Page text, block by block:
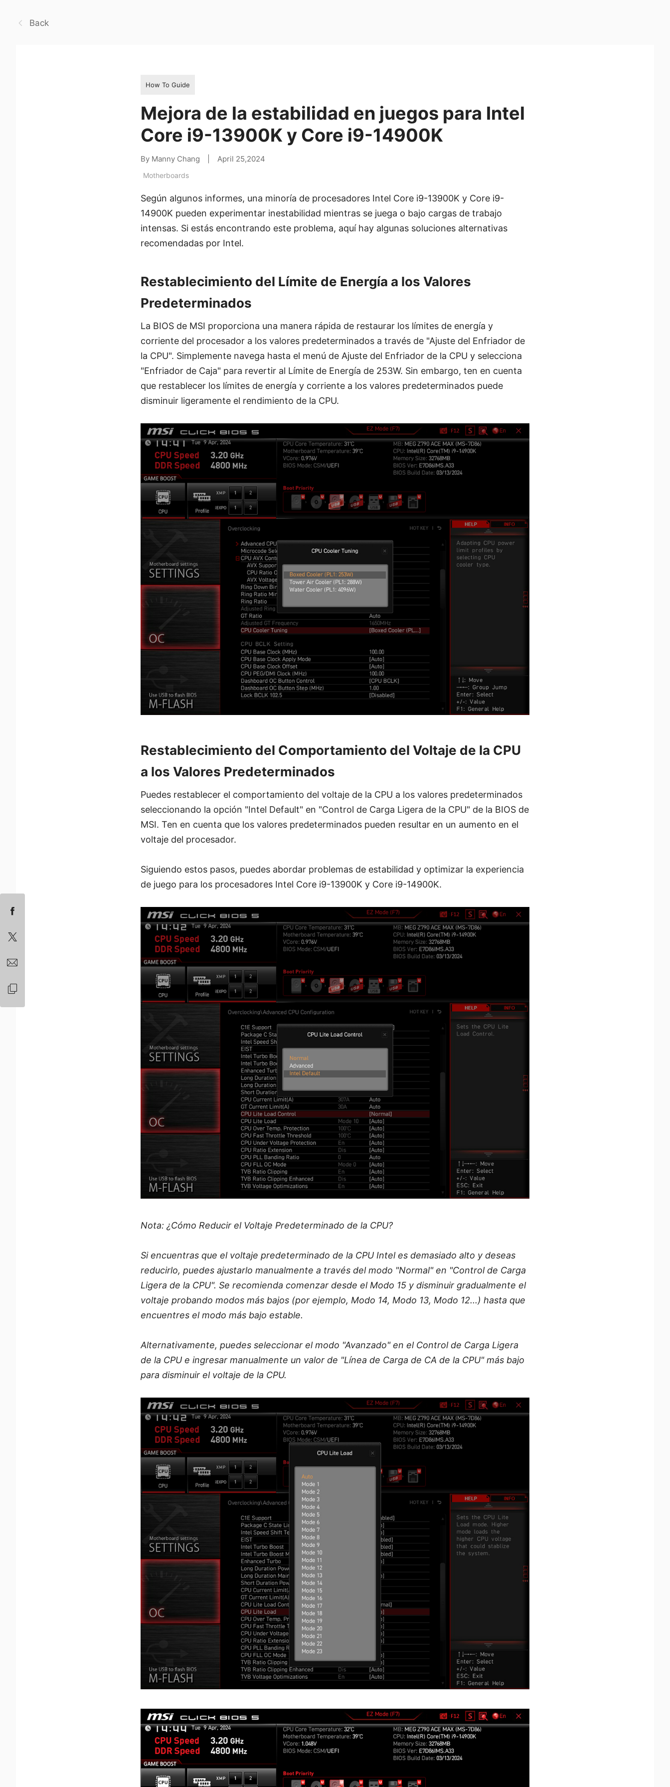
Back
How To Guide
Mejora de la estabilidad en juegos para Intel
Core i9-13900K y Core i9-14900K
By Manny Chang April 25,2024
Motherboards
Según algunos informes, una minoría de procesadores Intel Core i9-13900K y Core i9-
14900K pueden experimentar inestabilidad mientras se juega o bajo cargas de trabajo
intensas. Si estás encontrando este problema, aquí hay algunas soluciones alternativas
recomendadas por Intel.
Restablecimiento del Límite de Energía a los Valores
Predeterminados
La BIOS de MSI proporciona una manera rápida de restaurar los límites de energía y
corriente del procesador a los valores predeterminados a través de "Ajuste del Enfriador de
la CPU". Simplemente navega hasta el menú de Ajuste del Enfriador de la CPU y selecciona
"Enfriador de Caja" para revertir al Límite de Energía de 253W. Sin embargo, ten en cuenta
que restablecer los límites de energía y corriente a los valores predeterminados puede
disminuir ligeramente el rendimiento de la CPU.
Restablecimiento del Comportamiento del Voltaje de la CPU
a los Valores Predeterminados
Puedes restablecer el comportamiento del voltaje de la CPU a los valores predeterminados
seleccionando la opción "Intel Default" en "Control de Carga Ligera de la CPU" de la BIOS de
MSI. Ten en cuenta que los valores predeterminados pueden resultar en un aumento en el
voltaje del procesador.
Siguiendo estos pasos, puedes abordar problemas de estabilidad y optimizar la experiencia
de juego para los procesadores Intel Core i9-13900K y Core i9-14900K.
Nota: ¿Cómo Reducir el Voltaje Predeterminado de la CPU?
Si encuentras que el voltaje predeterminado de la CPU Intel es demasiado alto y deseas
reducirlo, puedes ajustarlo manualmente a través del modo "Normal" en "Control de Carga
Ligera de la CPU". Se recomienda comenzar desde el Modo 15 y disminuir gradualmente el
voltaje probando modos más bajos (por ejemplo, Modo 14, Modo 13, Modo 12...) hasta que
encuentres el modo más bajo estable.
Alternativamente, puedes seleccionar el modo "Avanzado" en el Control de Carga Ligera
de la CPU e ingresar manualmente un valor de "Línea de Carga de CA de la CPU" más bajo
para disminuir el voltaje de la CPU.